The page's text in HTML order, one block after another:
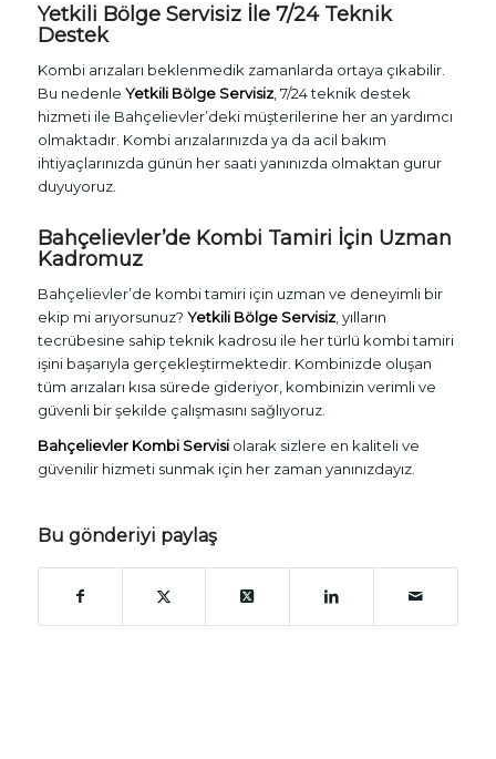
Yetkili Bölge Servisiz İle 7/24 Teknik
Destek
Kombi arızaları beklenmedik zamanlarda ortaya çıkabilir.
Bu nedenle Yetkili Bölge Servisiz, 7/24 teknik destek
hizmeti ile Bahçelievler’deki müşterilerine her an yardımcı
olmaktadır. Kombi arızalarınızda ya da acil bakım
ihtiyaçlarınızda günün her saati yanınızda olmaktan gurur
duyuyoruz.
Bahçelievler’de Kombi Tamiri İçin Uzman
Kadromuz
Bahçelievler’de kombi tamiri için uzman ve deneyimli bir
ekip mi arıyorsunuz? Yetkili Bölge Servisiz, yılların
tecrübesine sahip teknik kadrosu ile her türlü kombi tamiri
işini başarıyla gerçekleştirmektedir. Kombinizde oluşan
tüm arızaları kısa sürede gideriyor, kombinizin verimli ve
güvenli bir şekilde çalışmasını sağlıyoruz.
Bahçelievler Kombi Servisiolarak sizlere en kaliteli ve
güvenilir hizmeti sunmak için her zaman yanınızdayız.
Bu gönderiyi paylaş